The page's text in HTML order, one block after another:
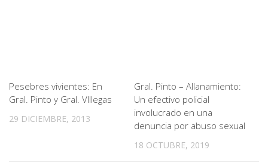
Pesebres vivientes: En
Gral. Pinto y Gral. VIllegas
29 DICIEMBRE, 2013
Gral. Pinto – Allanamiento:
Un efectivo policial
involucrado en una
denuncia por abuso sexual
18 OCTUBRE, 2019